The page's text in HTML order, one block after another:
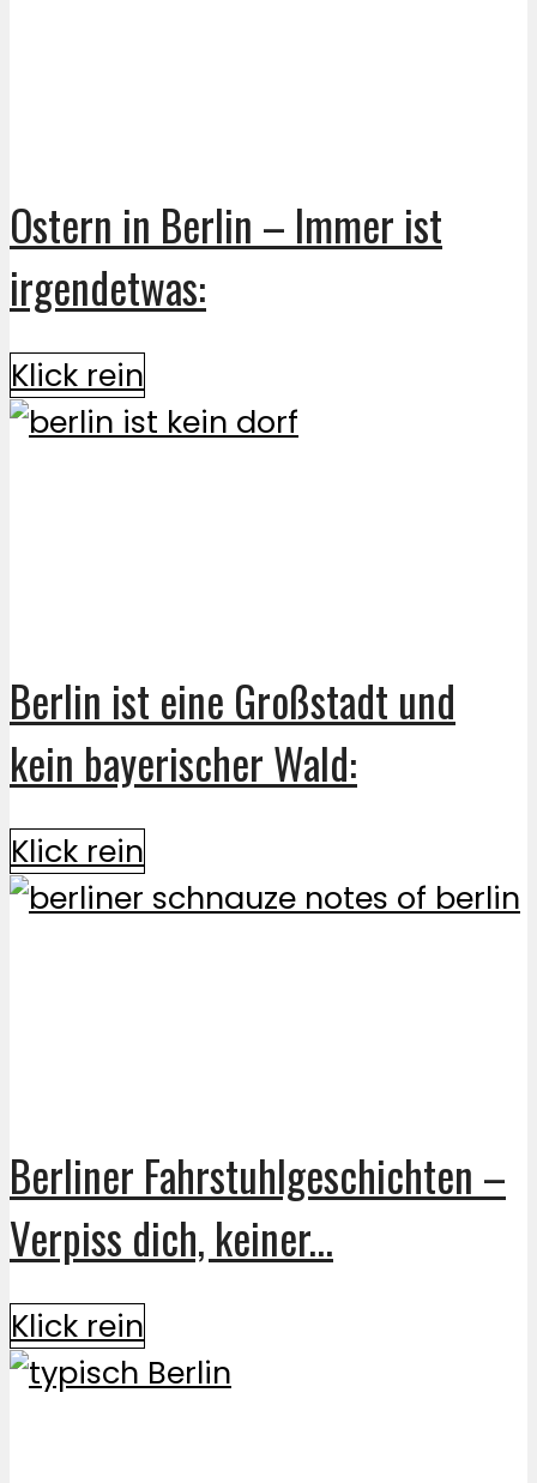
Ostern in Berlin – Immer ist
irgendetwas:
Klick rein
Berlin ist eine Großstadt und
kein bayerischer Wald:
Klick rein
Berliner Fahrstuhlgeschichten –
Verpiss dich, keiner...
Klick rein